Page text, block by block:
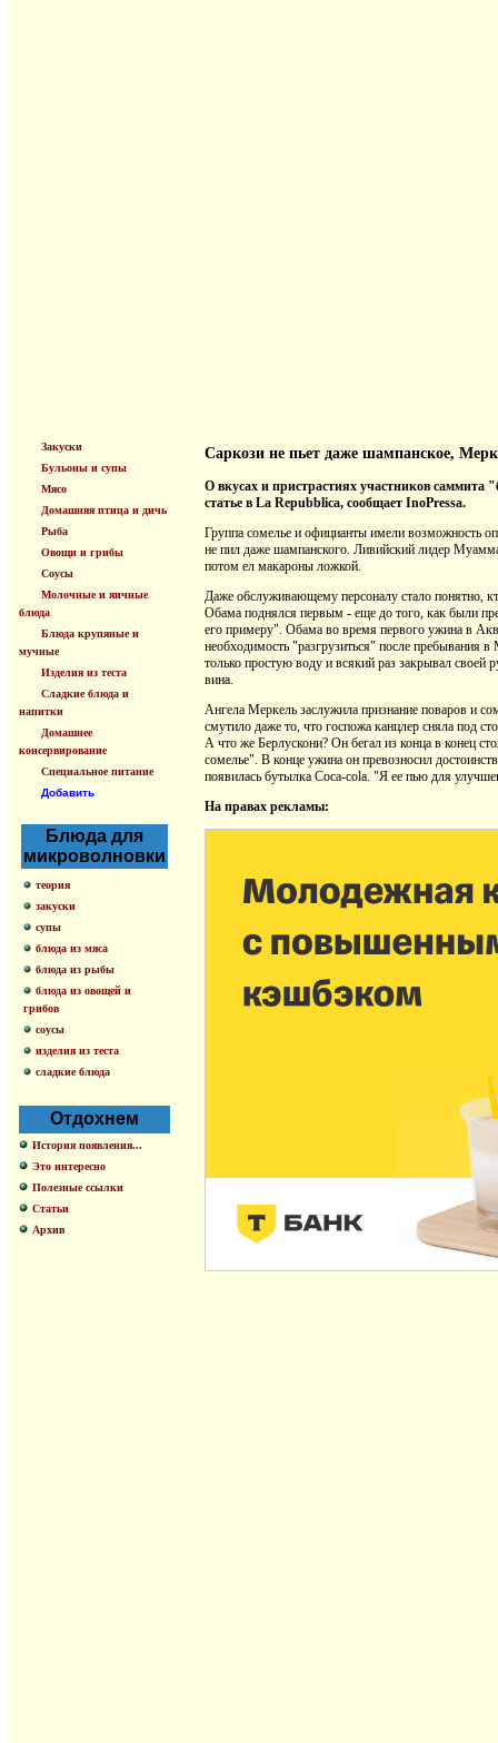
Закуски
Бульоны и супы
Мясо
Домашняя птица и дичь
Рыба
Овощи и грибы
Соусы
Молочные и яичные
блюда
Блюда крупяные и
мучные
Изделия из теста
Сладкие блюда и
напитки
Домашнее
консервирование
Специальное питание
Добавить
Блюда для
микроволновки
теория
закуски
супы
блюда из мяса
блюда из рыбы
блюда из овощей и
грибов
соусы
изделия из теста
сладкие блюда
Отдохнем
История появления...
Это интересно
Полезные ссылки
Статьи
Архив
Саркози не пьет даже шампанское,
О вкусах и пристрастиях участников саммита
статье в La Repubblica, сообщает InoPressa.
Группа сомелье и официанты имели возможность
не пил даже шампанского. Ливийский лидер
потом ел макароны ложкой.
Даже обслуживающему персоналу стало понятно,
Обама поднялся первым - еще до того, как были
его примеру". Обама во время первого ужина в
необходимость "разгрузиться" после пребывания
только простую воду и всякий раз закрывал своей
вина.
Ангела Меркель заслужила признание поваров и
смутило даже то, что госпожа канцлер сняла под
А что же Берлускони? Он бегал из конца в конец
сомелье". В конце ужина он превозносил
появилась бутылка Coca-cola. "Я ее пью для
На правах рекламы: